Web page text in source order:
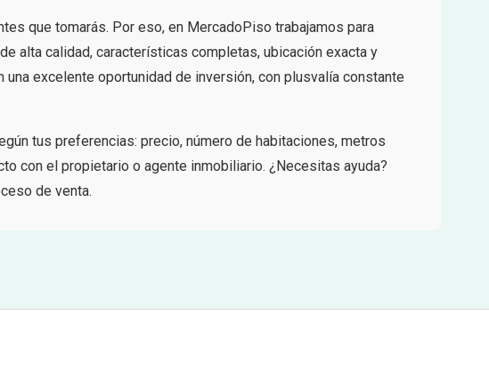
que tomarás. Por eso, en MercadoPiso trabajamos para
alta calidad, características completas, ubicación exacta y
excelente oportunidad de inversión, con plusvalía constante
tus preferencias: precio, número de habitaciones, metros
con el propietario o agente inmobiliario. ¿Necesitas ayuda?
de venta.